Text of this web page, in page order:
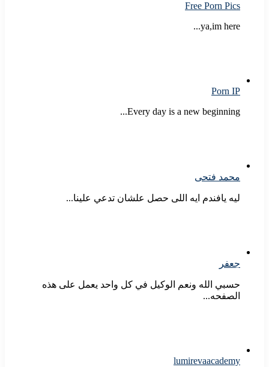
Free Porn Pics
ya,im here...
Porn IP
Every day is a new beginning...
محمد فتحى
ليه يافندم ايه اللى حصل علشان تدعي علينا...
جعفر
حسبي الله ونعم الوكيل في كل واحد يعمل على هذه
الصفحه...
lumirevaacademy